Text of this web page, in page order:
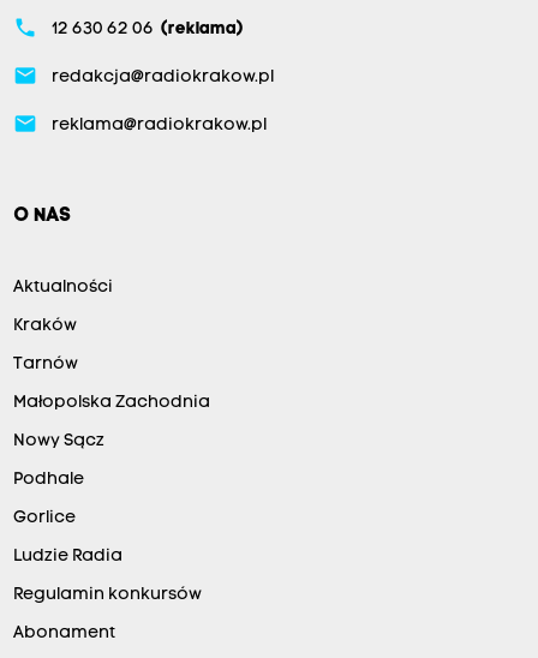
phone 12 630 62 06 (reklama)
email redakcja@radiokrakow.pl
email reklama@radiokrakow.pl
O NAS
Aktualności
Kraków
Tarnów
Małopolska Zachodnia
Nowy Sącz
Podhale
Gorlice
Ludzie Radia
Regulamin konkursów
Abonament